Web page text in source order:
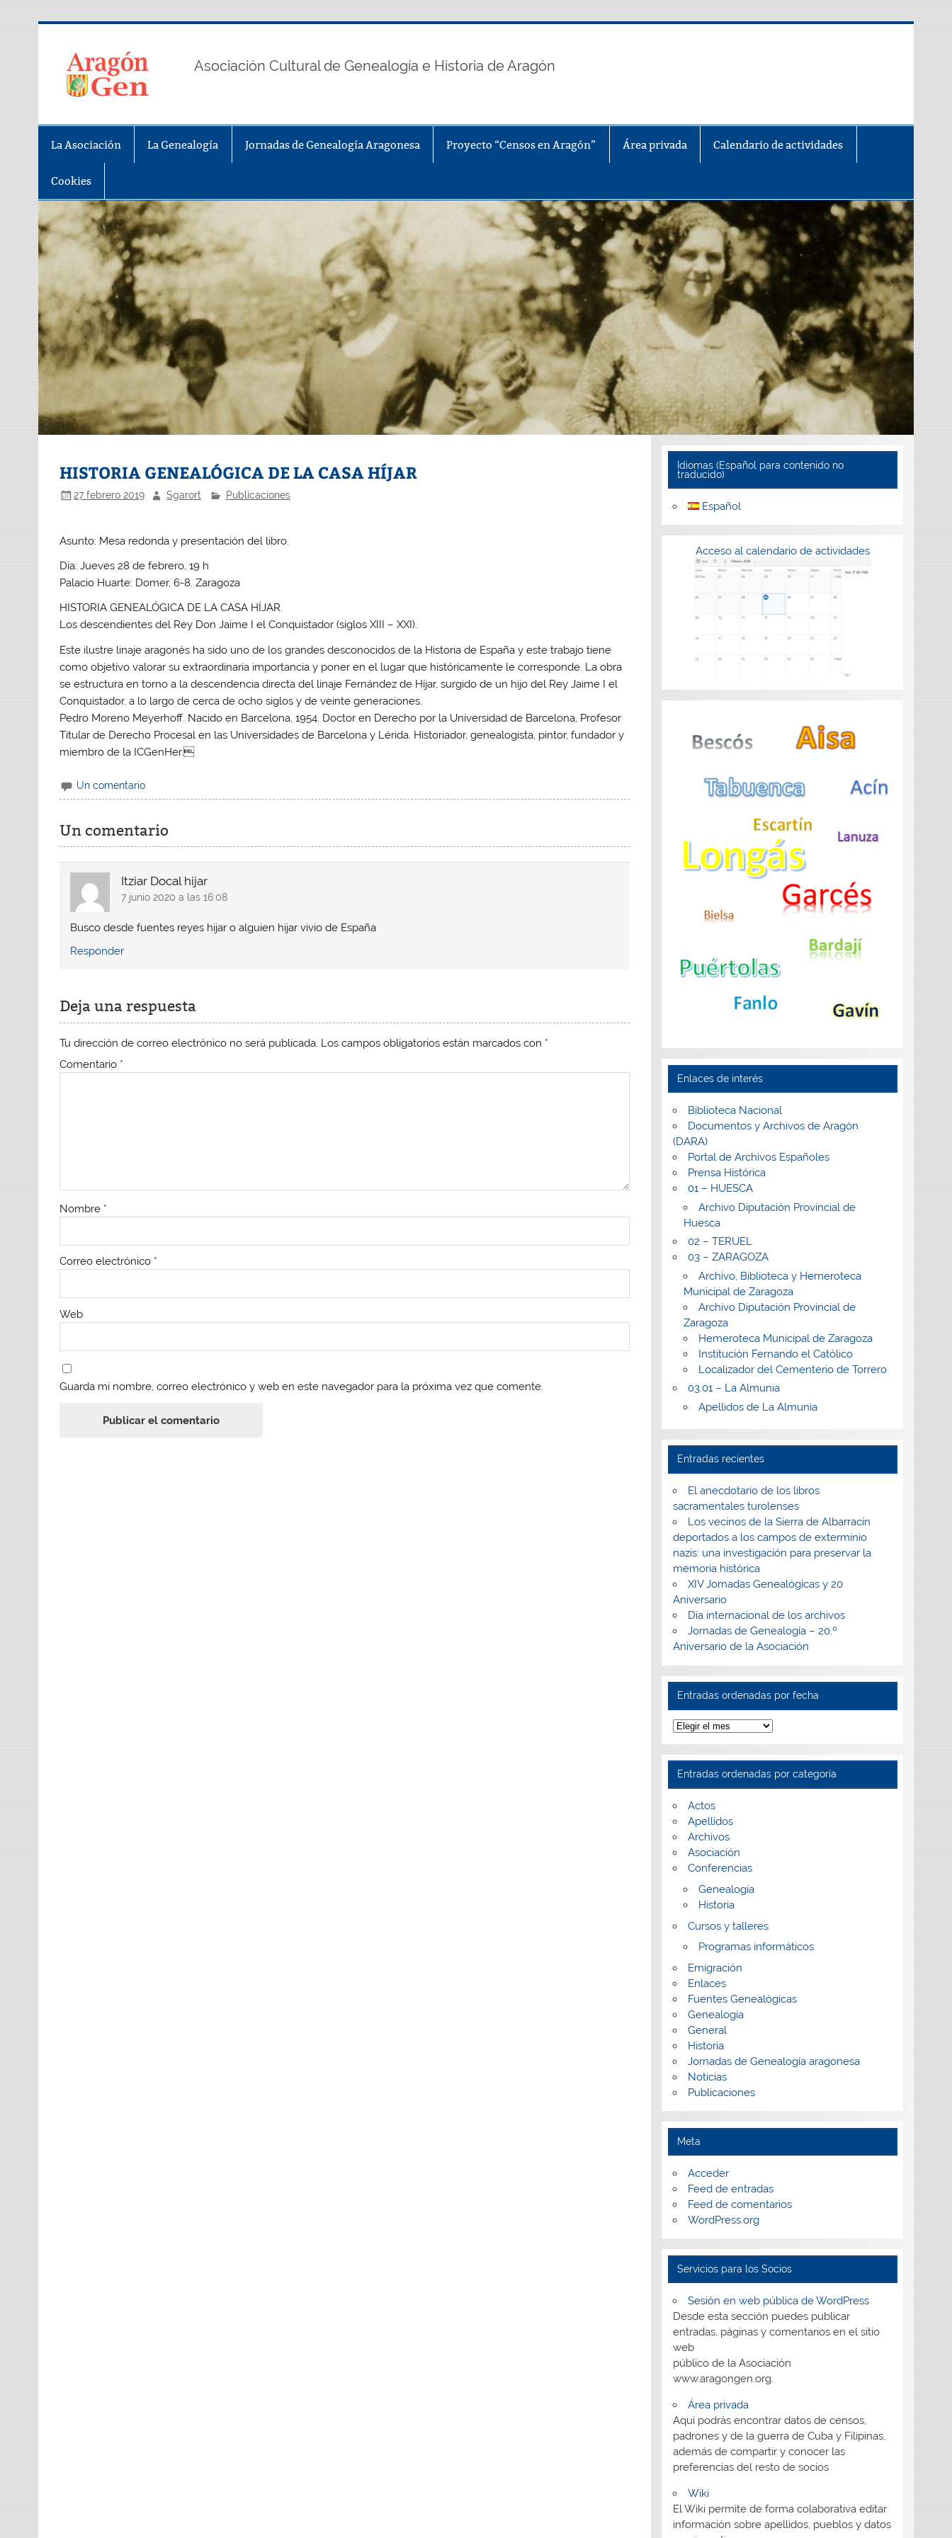
AragonGen
Asociación Cultural de Genealogía e Historia de Aragón
La Asociación La Genealogía Jornadas de Genealogía Aragonesa Proyecto “Censos en Aragón” Área privada Calendario de actividades
Cookies
HISTORIA GENEALÓGICA DE LA CASA HÍJAR
27 febrero 2019 Sgarort Publicaciones
Asunto: Mesa redonda y presentación del libro.
Dia: Jueves 28 de febrero, 19 h
Palacio Huarte: Domer, 6-8. Zaragoza
HISTORIA GENEALÓGICA DE LA CASA HÍJAR.
Los descendientes del Rey Don Jaime I el Conquistador (siglos XIII – XXI).
Este ilustre linaje aragonés ha sido uno de los grandes desconocidos de la Historia de España y este trabajo tiene
como objetivo valorar su extraordinaria importancia y poner en el lugar que históricamente le corresponde. La obra
se estructura en torno a la descendencia directa del linaje Fernández de Híjar, surgido de un hijo del Rey Jaime I el
Conquistador, a lo largo de cerca de ocho siglos y de veinte generaciones.
Pedro Moreno Meyerhoff. Nacido en Barcelona, 1954. Doctor en Derecho por la Universidad de Barcelona, Profesor
Titular de Derecho Procesal en las Universidades de Barcelona y Lérida. Historiador, genealogista, pintor, fundador y
miembro de la ICGenHer.
Un comentario
Un comentario
Itziar Docal hijar
7 junio 2020 a las 16:08
Busco desde fuentes reyes hijar o alguien hijar vivio de España
Responder
Deja una respuesta
Tu dirección de correo electrónico no será publicada. Los campos obligatorios están marcados con *
Comentario *
Nombre *
Correo electrónico *
Web
Guarda mi nombre, correo electrónico y web en este navegador para la próxima vez que comente.
Idiomas (Español para contenido no
traducido)
Español
Acceso al calendario de actividades
Enlaces de interés
Biblioteca Nacional
Documentos y Archivos de Aragón
(DARA)
Portal de Archivos Españoles
Prensa Histórica
01 – HUESCA
Archivo Diputación Provincial de
Huesca
02 – TERUEL
03 – ZARAGOZA
Archivo, Biblioteca y Hemeroteca
Municipal de Zaragoza
Archivo Diputación Provincial de
Zaragoza
Hemeroteca Municipal de Zaragoza
Institución Fernando el Católico
Localizador del Cementerio de Torrero
03.01 – La Almunia
Apellidos de La Almunia
Entradas recientes
El anecdotario de los libros
sacramentales turolenses
Los vecinos de la Sierra de Albarracín
deportados a los campos de exterminio
nazis: una investigación para preservar la
memoria histórica
XIV Jornadas Genealógicas y 20
Aniversario
Día internacional de los archivos
Jornadas de Genealogía – 20.º
Aniversario de la Asociación
Entradas ordenadas por fecha
Entradas
ordenadas
por
fecha
Entradas ordenadas por categoría
Actos
Apellidos
Archivos
Asociación
Conferencias
Genealogía
Historia
Cursos y talleres
Programas informáticos
Emigración
Enlaces
Fuentes Genealógicas
Genealogía
General
Historia
Jornadas de Genealogía aragonesa
Noticias
Publicaciones
Meta
Acceder
Feed de entradas
Feed de comentarios
WordPress.org
Servicios para los Socios
Sesión en web pública de WordPress
Desde esta sección puedes publicar
entradas, páginas y comentarios en el sitio
web
público de la Asociación
www.aragongen.org.
Área privada
Aquí podrás encontrar datos de censos,
padrones y de la guerra de Cuba y Filipinas,
además de compartir y conocer las
preferencias del resto de socios
Wiki
El Wiki permite de forma colaborativa editar
información sobre apellidos, pueblos y datos